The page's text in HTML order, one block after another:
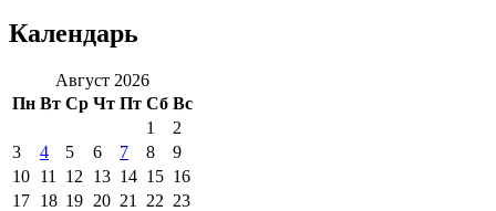
Календарь
Август 2026
Пн Вт Ср Чт Пт Сб Вс
1
2
3
4 5 6 7 8
9
10 11 12 13 14 15 16
17 18 19 20 21 22 23